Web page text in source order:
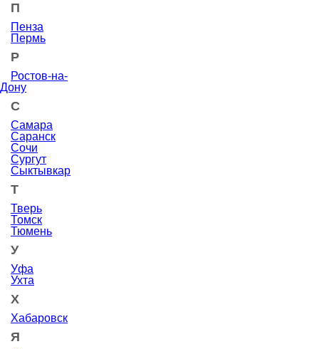
П
Пенза
Пермь
Р
Ростов-на-
Дону
С
Самара
Саранск
Сочи
Сургут
Сыктывкар
Т
Тверь
Томск
Тюмень
У
Уфа
Ухта
Х
Хабаровск
Я